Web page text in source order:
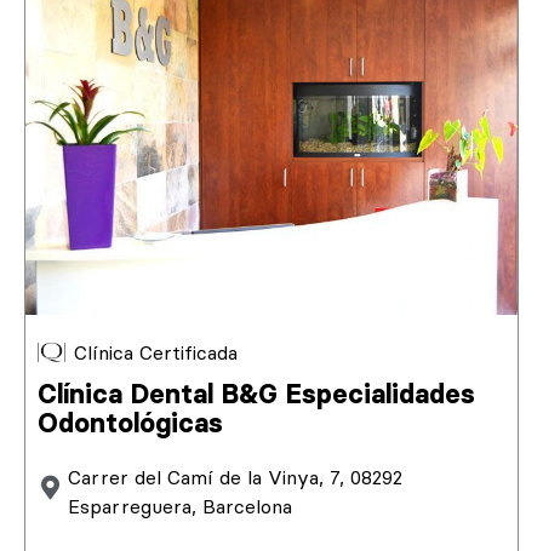
Clínica Certificada
Clínica Dental B&G Especialidades
Odontológicas
Carrer del Camí de la Vinya, 7, 08292
Esparreguera, Barcelona